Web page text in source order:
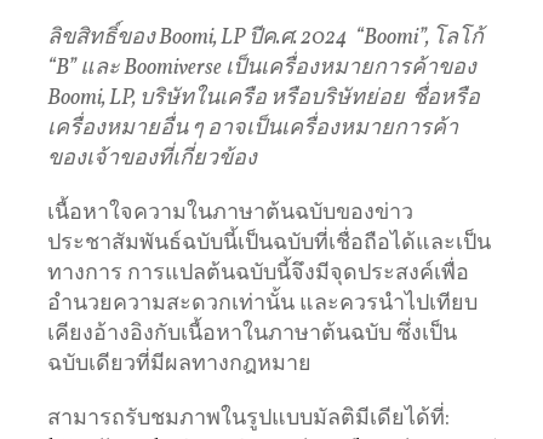
ลิขสิทธิ์ของBoomi, LP ปีค.ศ. 2024 “Boomi”, โลโก้
“B” และ Boomiverse เป็นเครื่องหมายการค้าของ
Boomi, LP, บริษัทในเครือ หรือบริษัทย่อย ชื่อหรือ
เครื่องหมายอื่น ๆ อาจเป็นเครื่องหมายการค้า
ของเจ้าของที่เกี่ยวข้อง
เนื้อหาใจความในภาษาต้นฉบับของข่าว
ประชาสัมพันธ์ฉบับนี้เป็นฉบับที่เชื่อถือได้และเป็น
ทางการ การแปลต้นฉบับนี้จึงมีจุดประสงค์เพื่อ
อำนวยความสะดวกเท่านั้น และควรนำไปเทียบ
เคียงอ้างอิงกับเนื้อหาในภาษาต้นฉบับ ซึ่งเป็น
ฉบับเดียวที่มีผลทางกฎหมาย
สามารถรับชมภาพในรูปแบบมัลติมีเดียได้ที่: